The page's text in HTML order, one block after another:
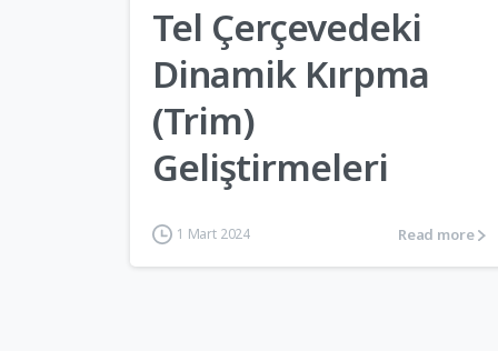
Tel Çerçevedeki
Dinamik Kırpma
(Trim)
Geliştirmeleri
1 Mart 2024 Read more